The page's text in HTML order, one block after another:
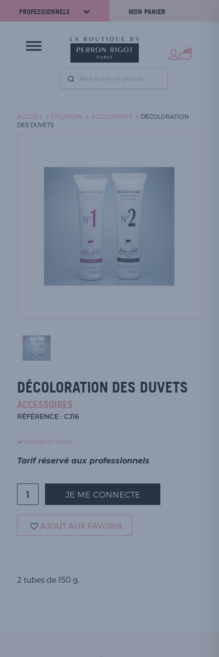
PROFESSIONNELS MON PANIER
0
ACCUEIL ÉPILATION ACCESSOIRES
DÉCOLORATION
DES DUVETS
DÉCOLORATION DES DUVETS
ACCESSOIRES
RÉFÉRENCE : CJ16
Produit En Stock
Tarif réservé aux professionnels
JE ME CONNECTE
AJOUT AUX FAVORIS
2 tubes de 150 g.